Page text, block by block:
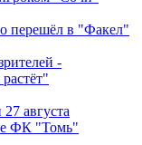
перешёл в "Факел"
-
августа
ФК "Томь"